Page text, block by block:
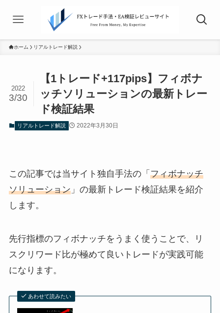
ホーム リアルトレード解説
【1トレード+117pips】フィボナ
ッチソリューションの最新トレー
ド検証結果
2022
3/30
リアルトレード解説 2022年3月30日
この記事では当サイト独自手法の「 フィボナッチ
ソリューション」の最新トレード検証結果を紹介
します。
先行指標のフィボナッチをうまく使うことで、リ
スクリワード比が極めて良いトレードが実践可能
になります。
あわせて読みたい